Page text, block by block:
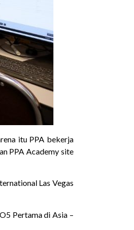
itu PPA bekerja
PPA Academy site
Las Vegas
Pertama di Asia –